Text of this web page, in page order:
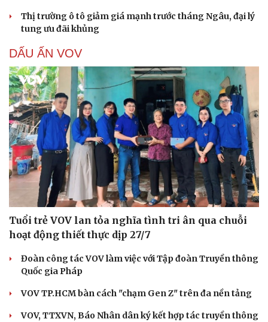
Thị trường ô tô giảm giá mạnh trước tháng Ngâu, đại lý
tung ưu đãi khủng
DẤU ẤN VOV
Tuổi trẻ VOV lan tỏa nghĩa tình tri ân qua chuỗi
hoạt động thiết thực dịp 27/7
Đoàn công tác VOV làm việc với Tập đoàn Truyền thông
Quốc gia Pháp
VOV TP.HCM bàn cách "chạm Gen Z" trên đa nền tảng
VOV, TTXVN, Báo Nhân dân ký kết hợp tác truyền thông